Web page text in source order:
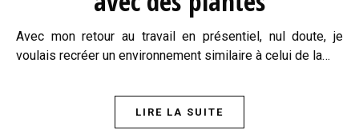
Avec mon retour au travail en présentiel, nul doute, je
voulais recréer un environnement similaire à celui de la…
LIRE LA SUITE